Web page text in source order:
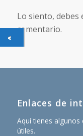
Lo siento, debes
comentario.
Enlaces de
Aquí tienes algunos
útiles.